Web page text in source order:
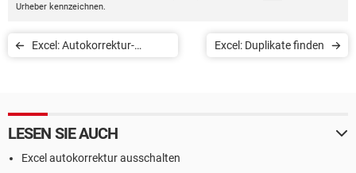
Urheber kennzeichnen.
Excel: Autokorrektur-
Excel: Duplikate finden
LESEN SIE AUCH
Excel autokorrektur ausschalten